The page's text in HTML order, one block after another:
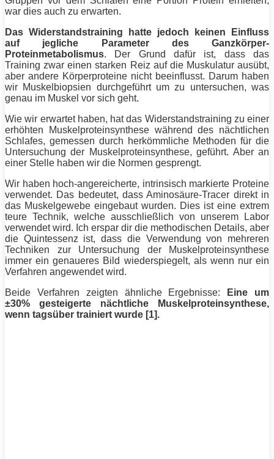
war dies auch zu erwarten.
Das Widerstandstraining hatte jedoch keinen Einfluss
auf jegliche Parameter des Ganzkörper-
Proteinmetabolismus. Der Grund dafür ist, dass das
Training zwar einen starken Reiz auf die Muskulatur ausübt,
aber andere Körperproteine nicht beeinflusst. Darum haben
wir Muskelbiopsien durchgeführt um zu untersuchen, was
genau im Muskel vor sich geht.
Wie wir erwartet haben, hat das Widerstandstraining zu einer
erhöhten Muskelproteinsynthese während des nächtlichen
Schlafes, gemessen durch herkömmliche Methoden für die
Untersuchung der Muskelproteinsynthese, geführt. Aber an
einer Stelle haben wir die Normen gesprengt.
Wir haben hoch-angereicherte, intrinsisch markierte Proteine
verwendet. Das bedeutet, dass Aminosäure-Tracer direkt in
das Muskelgewebe eingebaut wurden. Dies ist eine extrem
teure Technik, welche ausschließlich von unserem Labor
verwendet wird. Ich erspar dir die methodischen Details, aber
die Quintessenz ist, dass die Verwendung von mehreren
Techniken zur Untersuchung der Muskelproteinsynthese
immer ein genaueres Bild wiederspiegelt, als wenn nur ein
Verfahren angewendet wird.
Beide Verfahren zeigten ähnliche Ergebnisse:
Eine um
±30% gesteigerte nächtliche Muskelproteinsynthese,
wenn tagsüber trainiert wurde [1].